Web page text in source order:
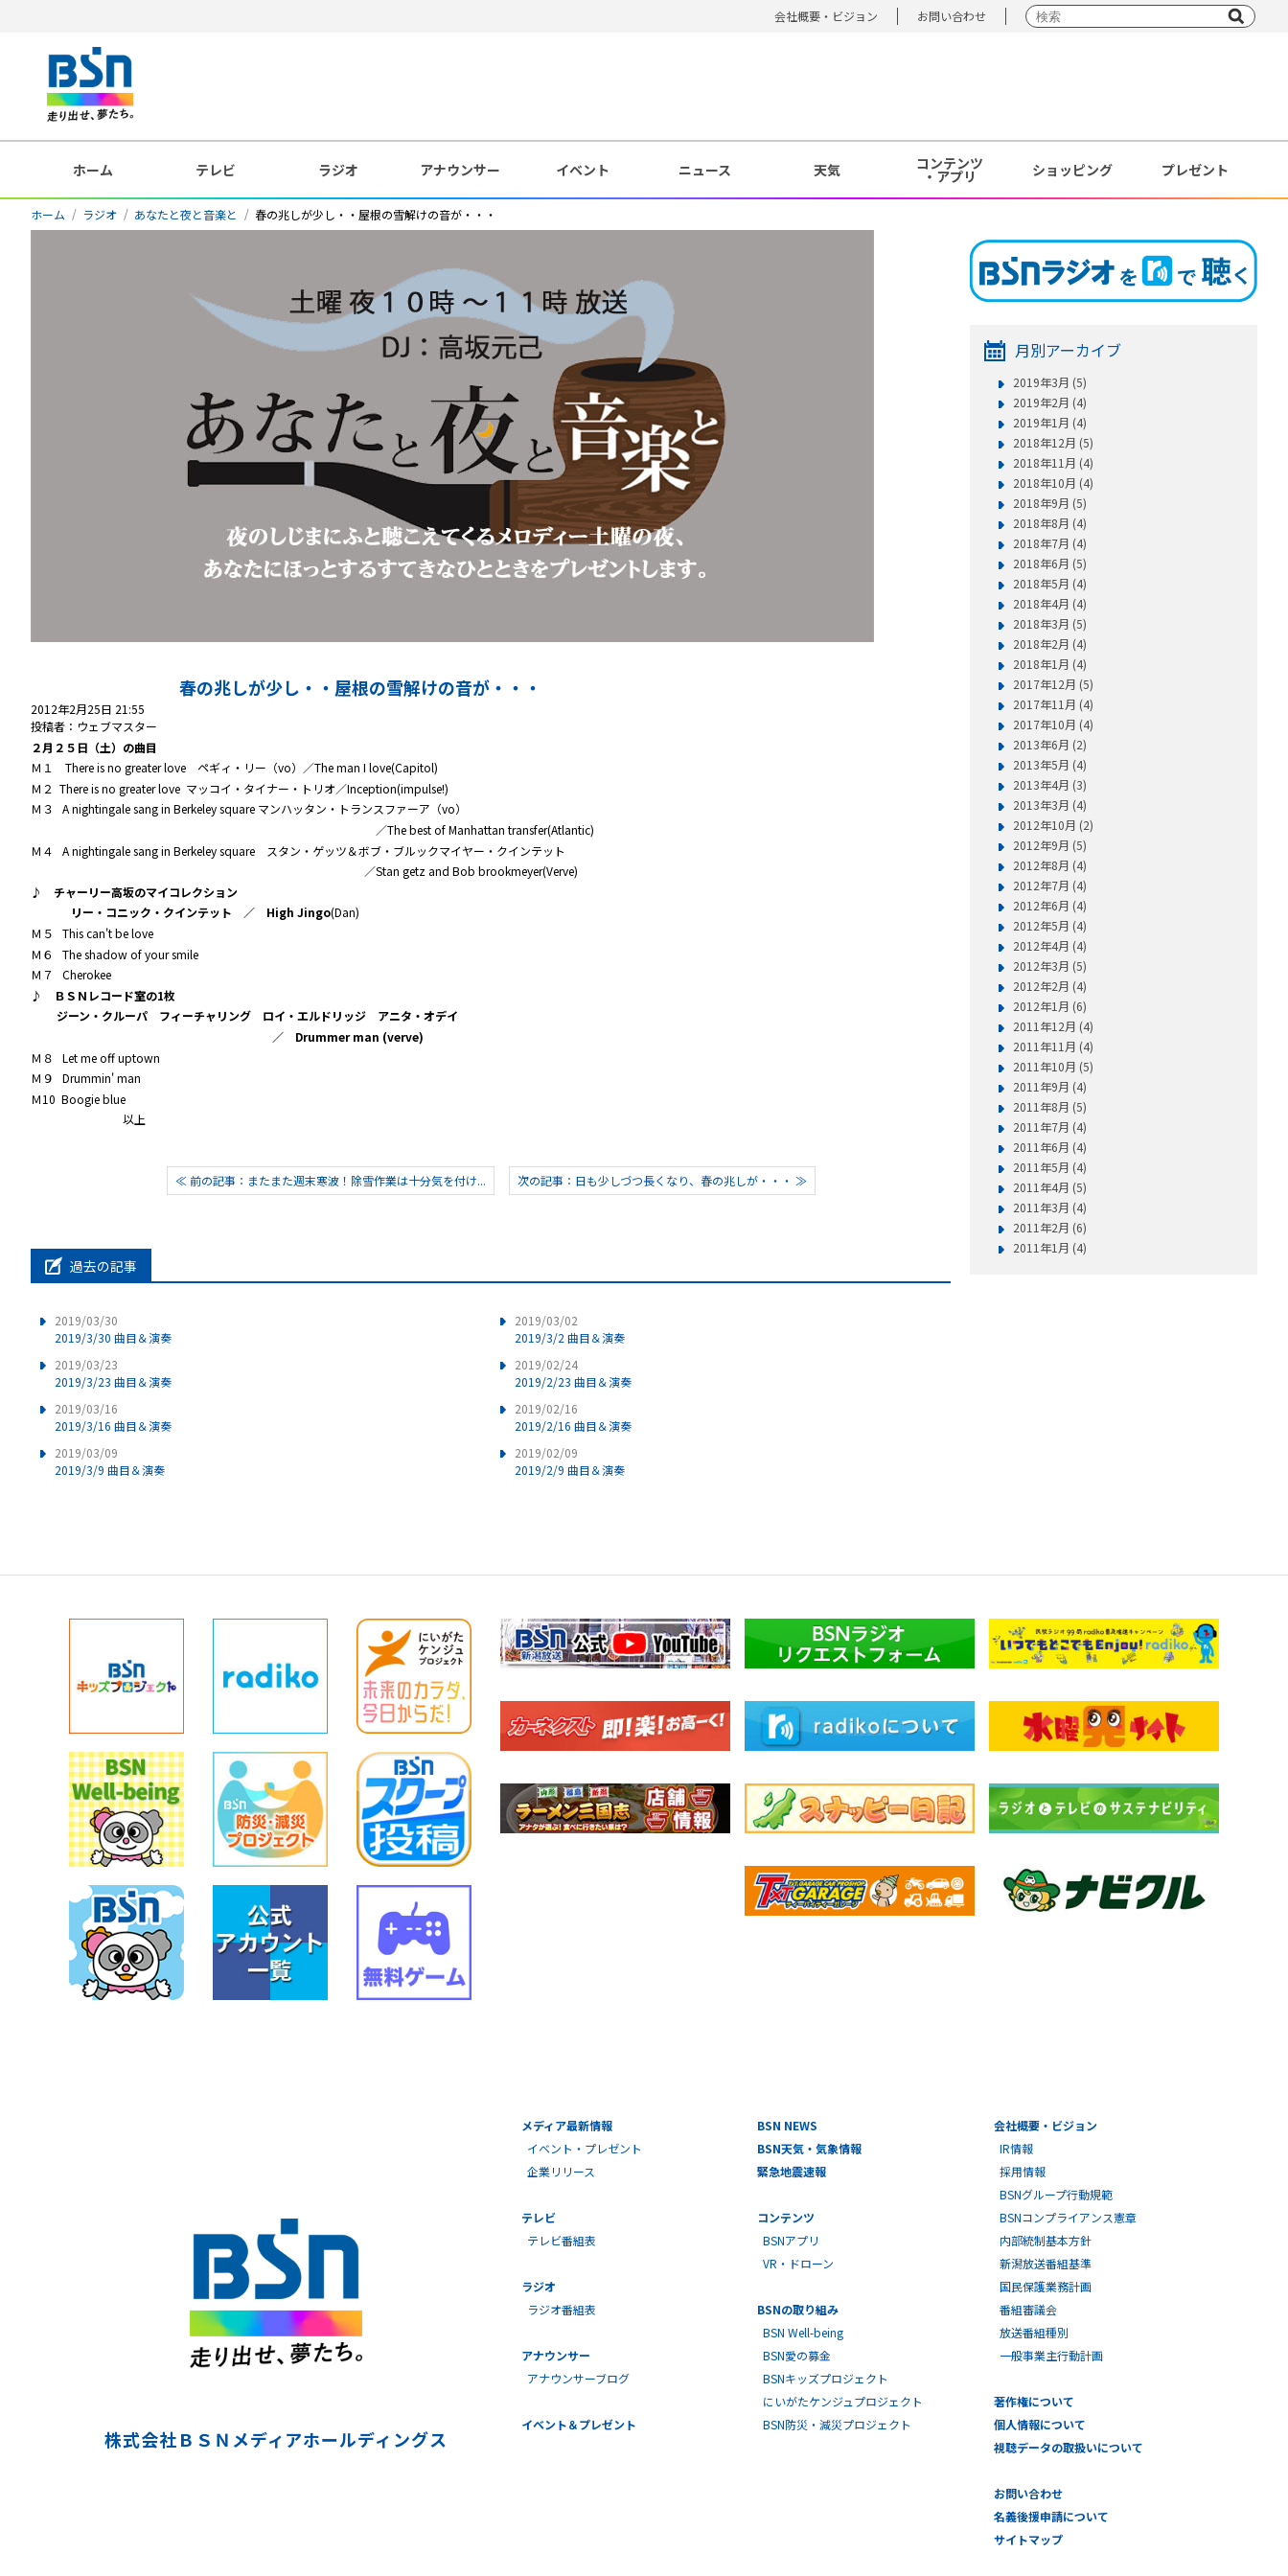
会社概要・ビジョン お問い合わせ
ホーム テレビ ラジオ アナウンサー イベント ニュース 天気 コンテンツ
・アプリ ショッピング プレゼント
ホーム ラジオ あなたと夜と音楽と 春の兆しが少し・・屋根の雪解けの音が・・・
春の兆しが少し・・屋根の雪解けの音が・・・
2012年2月25日 21:55
投稿者：ウェブマスター
２月２５日（土）の曲目
Ｍ１ There is no greater love ペギィ・リー（vo）／The man I love(Capitol)
Ｍ２ There is no greater love マッコイ・タイナー・トリオ／Inception(impulse!)
Ｍ３ A nightingale sang in Berkeley square マンハッタン・トランスファーア（vo）
／The best of Manhattan transfer(Atlantic)
Ｍ４ A nightingale sang in Berkeley square スタン・ゲッツ＆ボブ・ブルックマイヤー・クインテット
／Stan getz and Bob brookmeyer(Verve)
♪ チャーリー高坂のマイコレクション
リー・コニック・クインテット ／ High Jingo(Dan)
Ｍ５ This can't be love
Ｍ６ The shadow of your smile
Ｍ７ Cherokee
♪
ＢＳＮレコード室の1枚
ジーン・クルーパ フィーチャリング ロイ・エルドリッジ アニタ・オデイ
／ Drummer man (verve)
Ｍ８ Let me off uptown
Ｍ９ Drummin' man
Ｍ10 Boogie blue
以上
≪ 前の記事：またまた週末寒波！除雪作業は十分気を付け... 次の記事：日も少しづつ長くなり、春の兆しが・・・ ≫
過去の記事
2019/03/30
2019/3/30 曲目＆演奏
2019/03/23
2019/3/23 曲目＆演奏
2019/03/16
2019/3/16 曲目＆演奏
2019/03/09
2019/3/9 曲目＆演奏
2019/03/02
2019/3/2 曲目＆演奏
2019/02/24
2019/2/23 曲目＆演奏
2019/02/16
2019/2/16 曲目＆演奏
2019/02/09
2019/2/9 曲目＆演奏
月別アーカイブ
2019年3月 (5)
2019年2月 (4)
2019年1月 (4)
2018年12月 (5)
2018年11月 (4)
2018年10月 (4)
2018年9月 (5)
2018年8月 (4)
2018年7月 (4)
2018年6月 (5)
2018年5月 (4)
2018年4月 (4)
2018年3月 (5)
2018年2月 (4)
2018年1月 (4)
2017年12月 (5)
2017年11月 (4)
2017年10月 (4)
2013年6月 (2)
2013年5月 (4)
2013年4月 (3)
2013年3月 (4)
2012年10月 (2)
2012年9月 (5)
2012年8月 (4)
2012年7月 (4)
2012年6月 (4)
2012年5月 (4)
2012年4月 (4)
2012年3月 (5)
2012年2月 (4)
2012年1月 (6)
2011年12月 (4)
2011年11月 (4)
2011年10月 (5)
2011年9月 (4)
2011年8月 (5)
2011年7月 (4)
2011年6月 (4)
2011年5月 (4)
2011年4月 (5)
2011年3月 (4)
2011年2月 (6)
2011年1月 (4)
株式会社ＢＳＮメディアホールディングス
メディア最新情報
イベント・プレゼント
企業リリース
テレビ
テレビ番組表
ラジオ
ラジオ番組表
アナウンサー
アナウンサーブログ
イベント＆プレゼント
BSN NEWS
BSN天気・気象情報
緊急地震速報
コンテンツ
BSNアプリ
VR・ドローン
BSNの取り組み
BSN Well-being
BSN愛の募金
BSNキッズプロジェクト
にいがたケンジュプロジェクト
BSN防災・減災プロジェクト
会社概要・ビジョン
IR情報
採用情報
BSNグループ行動規範
BSNコンプライアンス憲章
内部統制基本方針
新潟放送番組基準
国民保護業務計画
番組審議会
放送番組種別
一般事業主行動計画
著作権について
個人情報について
視聴データの取扱いについて
お問い合わせ
名義後援申請について
サイトマップ